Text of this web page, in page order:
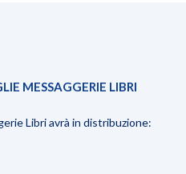
MESSAGGERIE LIBRI
Libri avrà in distribuzione: